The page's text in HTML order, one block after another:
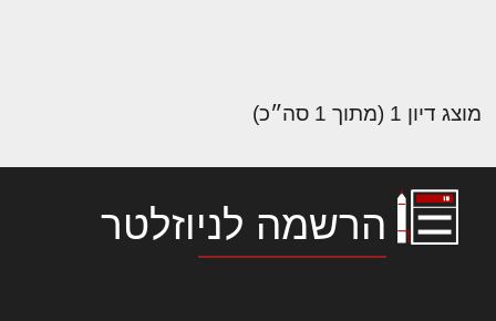
מוצג דיון 1 (מתוך 1 סה״כ)
הרשמה לניוזלטר